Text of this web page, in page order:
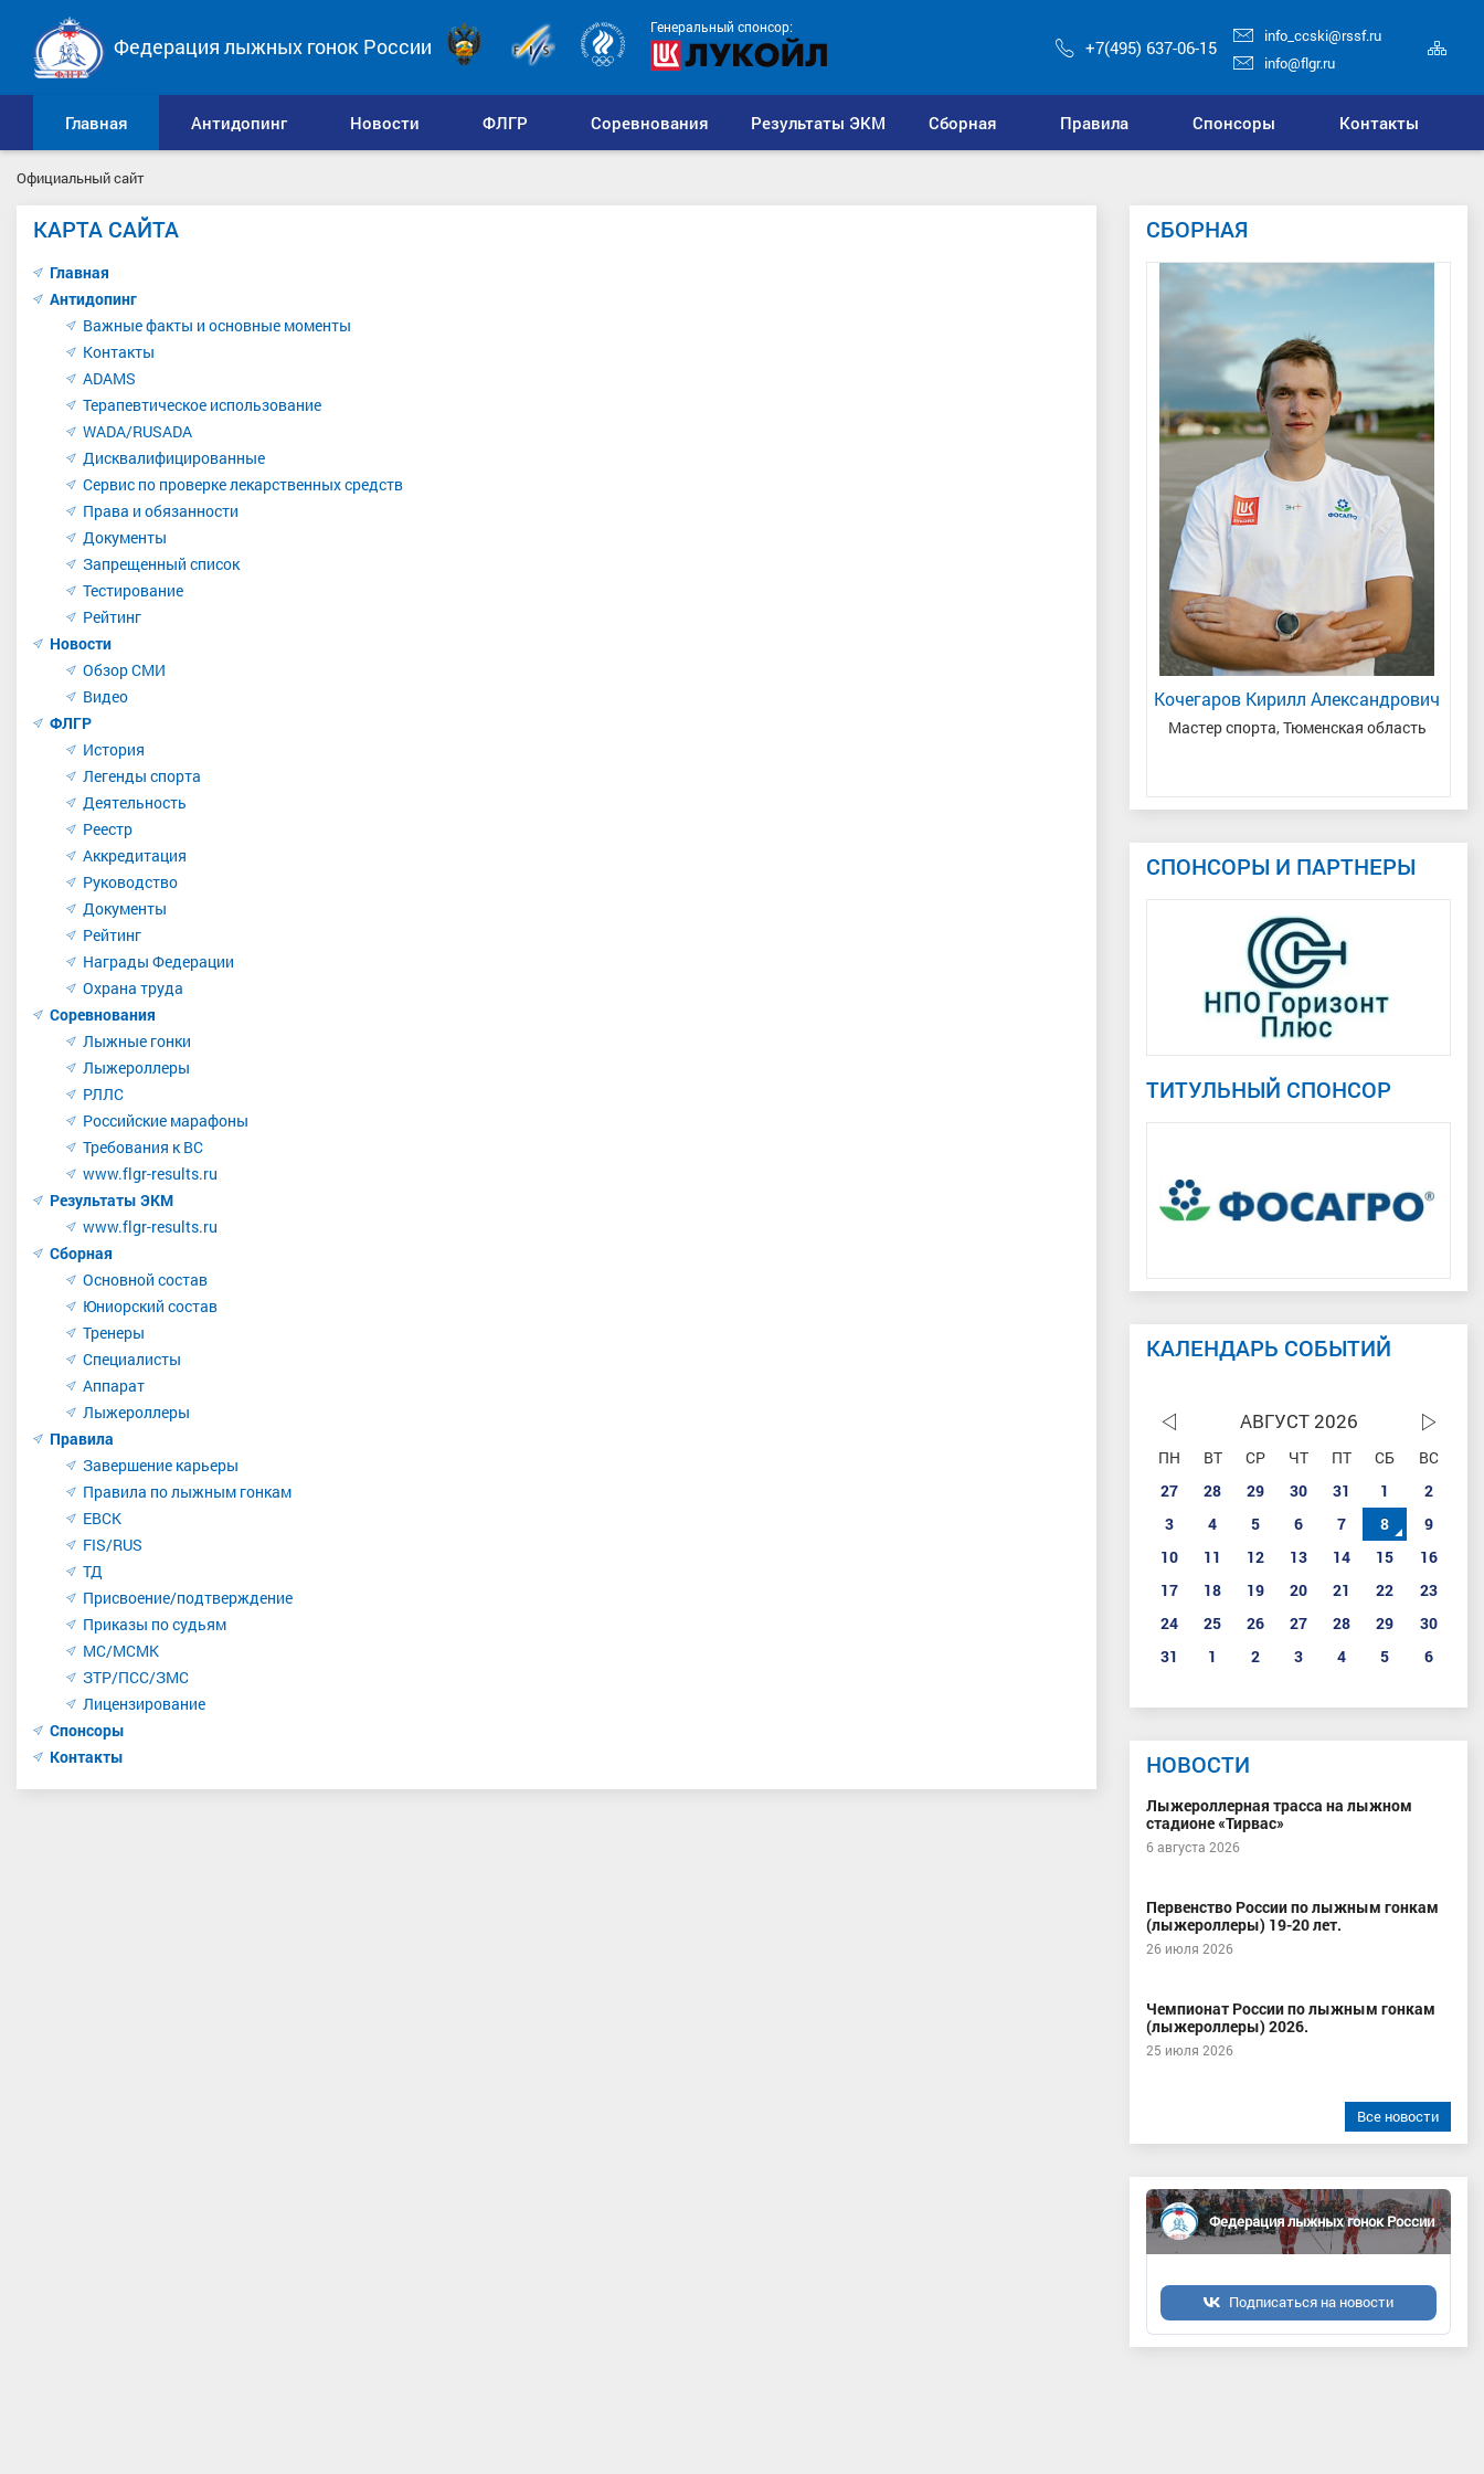
Генеральный спонсор:
Федерация лыжных гонок России +7(495) 637-06-15
info_ccski@rssf.ru
info@flgr.ru
Главная Антидопинг Новости ФЛГР Соревнования Результаты ЭКМ Сборная Правила Спонсоры Контакты
Официальный сайт
КАРТА САЙТА
Главная
Антидопинг
Важные факты и основные моменты
Контакты
ADAMS
Терапевтическое использование
WADA/RUSADA
Дисквалифицированные
Сервис по проверке лекарственных средств
Права и обязанности
Документы
Запрещенный список
Тестирование
Рейтинг
Новости
Обзор СМИ
Видео
ФЛГР
История
Легенды спорта
Деятельность
Реестр
Аккредитация
Руководство
Документы
Рейтинг
Награды Федерации
Охрана труда
Соревнования
Лыжные гонки
Лыжероллеры
РЛЛС
Российские марафоны
Требования к ВС
www.flgr-results.ru
Результаты ЭКМ
www.flgr-results.ru
Сборная
Основной состав
Юниорский состав
Тренеры
Специалисты
Аппарат
Лыжероллеры
Правила
Завершение карьеры
Правила по лыжным гонкам
ЕВСК
FIS/RUS
ТД
Присвоение/подтверждение
Приказы по судьям
МС/МСМК
ЗТР/ПСС/ЗМС
Лицензирование
Спонсоры
Контакты
СБОРНАЯ
Дарья Михайловна
Республика Татарстан
Кочегаров Кирилл Александрович
Мастер спорта, Тюменская область
СПОНСОРЫ И ПАРТНЕРЫ
ТИТУЛЬНЫЙ СПОНСОР
КАЛЕНДАРЬ СОБЫТИЙ
АВГУСТ 2026
ПН ВТ СР ЧТ ПТ СБ
ВС
27
28 29 30 31 1
2
3
4 5 6 7 8
9
10
11 12 13 14 15
16
17
18 19 20 21 22
23
24
25 26 27 28 29
30
31
1 2 3 4 5 6
НОВОСТИ
Лыжероллерная трасса на лыжном
стадионе «Тирвас»
6 августа 2026
Первенство России по лыжным гонкам
(лыжероллеры) 19-20 лет.
26 июля 2026
Чемпионат России по лыжным гонкам
(лыжероллеры) 2026.
25 июля 2026
Все новости
Федерация лыжных гонок России
Подписаться на новости